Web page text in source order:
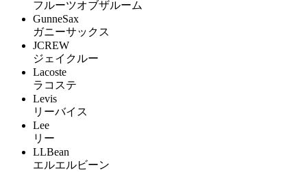
フルーツオブザルーム
GunneSax
ガニーサックス
JCREW
ジェイクルー
Lacoste
ラコステ
Levis
リーバイス
Lee
リー
LLBean
エルエルビーン